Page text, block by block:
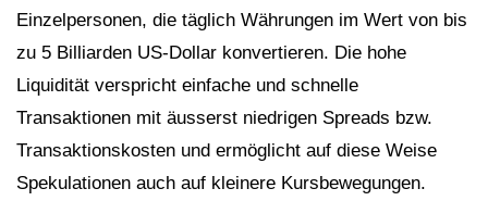
Einzelpersonen, die täglich Währungen im Wert von bis
zu 5 Billiarden US-Dollar konvertieren. Die hohe
Liquidität verspricht einfache und schnelle
Transaktionen mit äusserst niedrigen Spreads bzw.
Transaktionskosten und ermöglicht auf diese Weise
Spekulationen auch auf kleinere Kursbewegungen.